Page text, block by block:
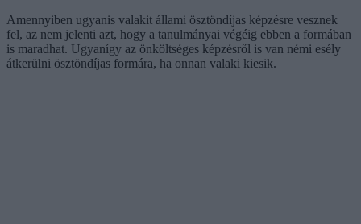
Amennyiben ugyanis valakit állami ösztöndíjas képzésre vesznek
fel, az nem jelenti azt, hogy a tanulmányai végéig ebben a formában
is maradhat. Ugyanígy az önköltséges képzésről is van némi esély
átkerülni ösztöndíjas formára, ha onnan valaki kiesik.